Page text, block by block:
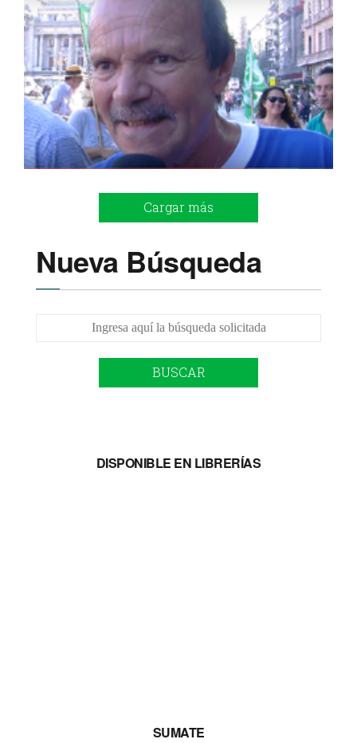
Cargar más
Nueva Búsqueda
BUSCAR
DISPONIBLE EN LIBRERÍAS
SUMATE